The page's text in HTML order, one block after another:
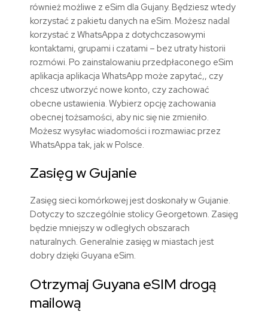
również możliwe z eSim dla Gujany. Będziesz wtedy
korzystać z pakietu danych na eSim. Możesz nadal
korzystać z WhatsAppa z dotychczasowymi
kontaktami, grupami i czatami – bez utraty historii
rozmówi. Po zainstalowaniu przedpłaconego eSim
aplikacja aplikacja WhatsApp może zapytać,, czy
chcesz utworzyć nowe konto, czy zachować
obecne ustawienia. Wybierz opcję zachowania
obecnej tożsamości, aby nic się nie zmieniło.
Możesz wysyłac wiadomości i rozmawiac przez
WhatsAppa tak, jak w Polsce.
Zasięg w Gujanie
Zasięg sieci komórkowej jest doskonały w Gujanie.
Dotyczy to szczególnie stolicy Georgetown. Zasięg
będzie mniejszy w odległych obszarach
naturalnych. Generalnie zasięg w miastach jest
dobry dzięki Guyana eSim.
Otrzymaj Guyana eSIM drogą
mailową